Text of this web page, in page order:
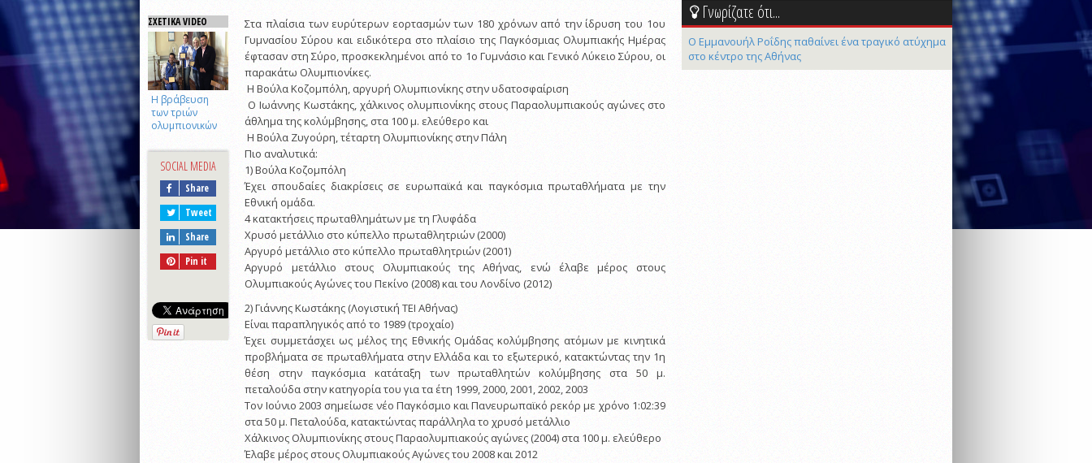
ΣΧΕΤΙΚΑ VIDEO
Η βράβευση
των τριών
ολυμπιονικών
SOCIAL MEDIA
Share
Tweet
Share
Pin it
Στα πλαίσια των ευρύτερων εορτασμών των 180 χρόνων από την ίδρυση του 1ου
Γυμνασίου Σύρου και ειδικότερα στο πλαίσιο της Παγκόσμιας Ολυμπιακής Ημέρας
έφτασαν στη Σύρο, προσκεκλημένοι από το 1ο Γυμνάσιο και Γενικό Λύκειο Σύρου, οι
παρακάτω Ολυμπιονίκες.
Η Βούλα Κοζομπόλη, αργυρή Ολυμπιονίκης στην υδατοσφαίριση
Ο Ιωάννης Κωστάκης, χάλκινος ολυμπιονίκης στους Παραολυμπιακούς αγώνες στο
άθλημα της κολύμβησης, στα 100 μ. ελεύθερο και
Η Βούλα Ζυγούρη, τέταρτη Ολυμπιονίκης στην Πάλη
Πιο αναλυτικά:
1) Βούλα Κοζομπόλη
Έχει σπουδαίες διακρίσεις σε ευρωπαϊκά και παγκόσμια πρωταθλήματα με την
Εθνική ομάδα.
4 κατακτήσεις πρωταθλημάτων με τη Γλυφάδα
Χρυσό μετάλλιο στο κύπελλο πρωταθλητριών (2000)
Αργυρό μετάλλιο στο κύπελλο πρωταθλητριών (2001)
Αργυρό μετάλλιο στους Ολυμπιακούς της Αθήνας, ενώ έλαβε μέρος στους
Ολυμπιακούς Αγώνες του Πεκίνο (2008) και του Λονδίνο (2012)
2) Γιάννης Κωστάκης (Λογιστική ΤΕΙ Αθήνας)
Είναι παραπληγικός από το 1989 (τροχαίο)
Έχει συμμετάσχει ως μέλος της Εθνικής Ομάδας κολύμβησης ατόμων με κινητικά
προβλήματα σε πρωταθλήματα στην Ελλάδα και το εξωτερικό, κατακτώντας την 1η
θέση στην παγκόσμια κατάταξη των πρωταθλητών κολύμβησης στα 50 μ.
πεταλούδα στην κατηγορία του για τα έτη 1999, 2000, 2001, 2002, 2003
Τον Ιούνιο 2003 σημείωσε νέο Παγκόσμιο και Πανευρωπαϊκό ρεκόρ με χρόνο 1:02:39
στα 50 μ. Πεταλούδα, κατακτώντας παράλληλα το χρυσό μετάλλιο
Χάλκινος Ολυμπιονίκης στους Παραολυμπιακούς αγώνες (2004) στα 100 μ. ελεύθερο
Έλαβε μέρος στους Ολυμπιακούς Αγώνες του 2008 και 2012
Γνωρίζατε ότι...
Ο Εμμανουήλ Ροΐδης παθαίνει ένα τραγικό ατύχημα
στο κέντρο της Αθήνας